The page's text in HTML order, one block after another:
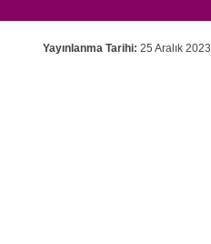
Yayınlanma Tarihi: 25 Aralık 2023